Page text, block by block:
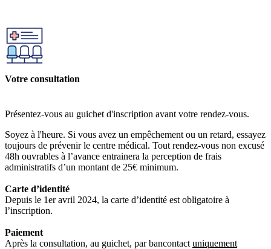
Votre consultation
Présentez-vous au guichet d'inscription avant votre rendez-vous.
Soyez à l'heure. Si vous avez un empêchement ou un retard, essayez
toujours de prévenir le centre médical. Tout rendez-vous non excusé
48h ouvrables à l’avance entrainera la perception de frais
administratifs d’un montant de 25€ minimum.
Carte d’identité
Depuis le 1er avril 2024, la carte d’identité est obligatoire à
l’inscription.
Paiement
Après la consultation, au guichet, par bancontact uniquement